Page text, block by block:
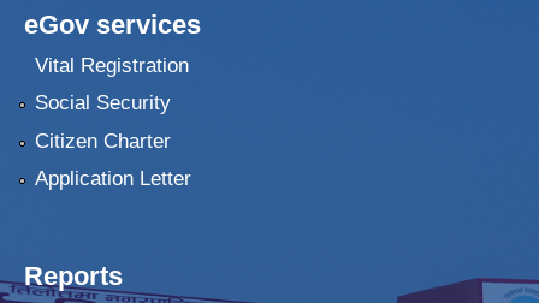
eGov services
Vital Registration
Social Security
Citizen Charter
Application Letter
Reports